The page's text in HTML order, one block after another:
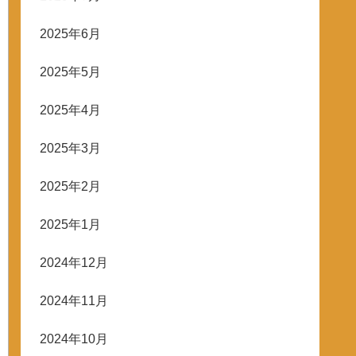
2025年6月
2025年5月
2025年4月
2025年3月
2025年2月
2025年1月
2024年12月
2024年11月
2024年10月